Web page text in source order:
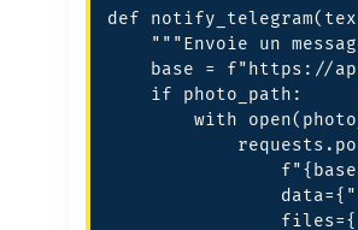
def
"""Envoie un
base = f"https://
    if photo_path:
with